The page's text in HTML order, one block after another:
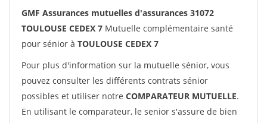
GMF Assurances mutuelles d'assurances 31072
TOULOUSE CEDEX 7 Mutuelle complémentaire santé
pour sénior à TOULOUSE CEDEX 7
Pour plus d'information sur la mutuelle sénior, vous
pouvez consulter les différents contrats sénior
possibles et utiliser notre COMPARATEUR MUTUELLE.
En utilisant le comparateur, le senior s'assure de bien